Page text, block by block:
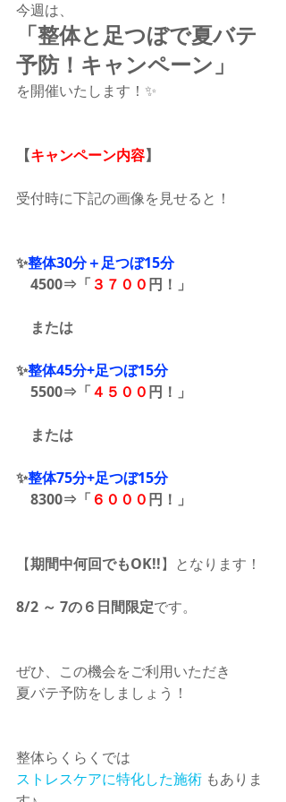
今週は、
「整体と足つぼで夏バテ
予防！キャンペーン」
を開催いたします！✨
【キャンペーン内容】
受付時に下記の画像を見せると！
✨整体30分＋足つぼ15分
    4500⇒「
３７００円！」
または
✨整体45分+足つぼ15分
    5500⇒「
４５００円！」
または
✨整体75分+足つぼ15分
    8300⇒「
６０００円！」
【期間中何回でもOK!!】となります！
8/2 ～ 7の６日間限定です。
ぜひ、この機会をご利用いただき
夏バテ予防をしましょう！
整体らくらくでは
ストレスケアに特化した施術 もありま